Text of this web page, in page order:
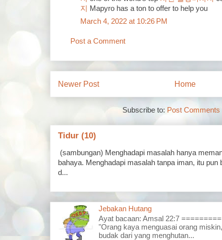
지 Mapyro has a ton to offer to help you
March 4, 2022 at 10:26 PM
Post a Comment
Newer Post Home
Subscribe to: Post Comments
Tidur (10)
(sambungan) Menghadapi masalah hanya
bahaya. Menghadapi masalah tanpa iman, itu pun
d...
Jebakan Hutang
Ayat bacaan: Amsal 22:7
"Orang kaya menguasai orang
budak dari yang menghutan...